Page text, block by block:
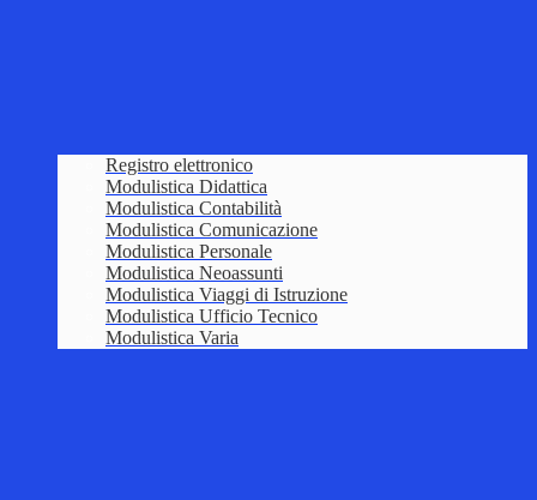
Registro elettronico
Modulistica Didattica
Modulistica Contabilità
Modulistica Comunicazione
Modulistica Personale
Modulistica Neoassunti
Modulistica Viaggi di Istruzione
Modulistica Ufficio Tecnico
Modulistica Varia